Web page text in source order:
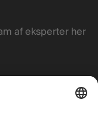
af eksperter her